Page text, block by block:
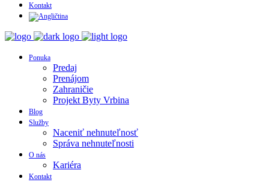
Kontakt
Ponuka
Predaj
Prenájom
Zahraničie
Projekt Byty Vrbina
Blog
Služby
Naceniť nehnuteľnosť
Správa nehnuteľnosti
O nás
Kariéra
Kontakt